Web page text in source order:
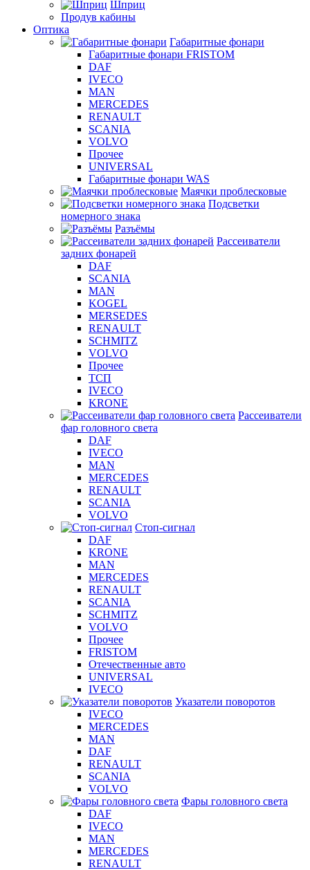
Шприц
Продув кабины
Оптика
Габаритные фонари
Габаритные фонари FRISTOM
DAF
IVECO
MAN
MERCEDES
RENAULT
SCANIA
VOLVO
Прочее
UNIVERSAL
Габаритные фонари WAS
Маячки проблесковые
Подсветки
номерного знака
Разъёмы
Рассеиватели
задних фонарей
DAF
SCANIA
MAN
KOGEL
MERSEDES
RENAULT
SCHMITZ
VOLVO
Прочее
ТСП
IVECO
KRONE
Рассеиватели
фар головного света
DAF
IVECO
MAN
MERCEDES
RENAULT
SCANIA
VOLVO
Стоп-сигнал
DAF
KRONE
MAN
MERCEDES
RENAULT
SCANIA
SCHMITZ
VOLVO
Прочее
FRISTOM
Отечественные авто
UNIVERSAL
IVECO
Указатели поворотов
IVECO
MERCEDES
MAN
DAF
RENAULT
SCANIA
VOLVO
Фары головного света
DAF
IVECO
MAN
MERCEDES
RENAULT